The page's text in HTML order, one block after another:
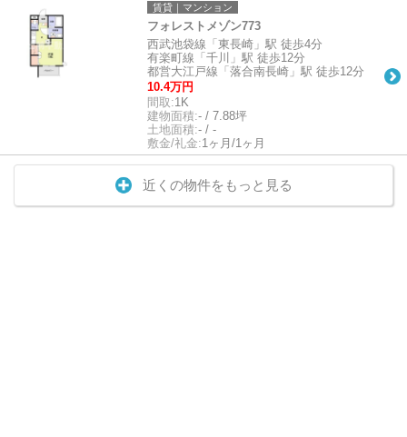
賃貸｜マンション
フォレストメゾン773
西武池袋線「東長崎」駅 徒歩4分
有楽町線「千川」駅 徒歩12分
都営大江戸線「落合南長崎」駅 徒歩12分
10.4万円
間取:1K
建物面積:- / 7.88坪
土地面積:- / -
敷金/礼金:1ヶ月/1ヶ月
近くの物件をもっと見る